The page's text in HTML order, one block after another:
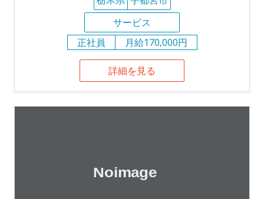
サービス
正社員
月給170,000円
詳細を見る